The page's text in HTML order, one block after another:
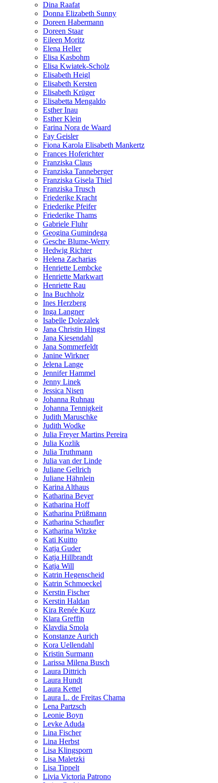
Dina Raafat
Donna Elizabeth Sunny
Doreen Habermann
Doreen Staar
Eileen Moritz
Elena Heller
Elisa Kasbohm
Elisa Kwiatek-Scholz
Elisabeth Heigl
Elisabeth Kersten
Elisabeth Krüger
Elisabetta Mengaldo
Esther Inau
Esther Klein
Farina Nora de Waard
Fay Geisler
Fiona Karola Elisabeth Mankertz
Frances Hoferichter
Franziska Claus
Franziska Tanneberger
Franziska Gisela Thiel
Franziska Trusch
Friederike Kracht
Friederike Pfeifer
Friederike Thams
Gabriele Fluhr
Geogina Gumindega
Gesche Blume-Werry
Hedwig Richter
Helena Zacharias
Henriette Lembcke
Henriette Markwart
Henriette Rau
Ina Buchholz
Ines Herzberg
Inga Langner
Isabelle Dolezalek
Jana Christin Hingst
Jana Kiesendahl
Jana Sommerfeldt
Janine Wirkner
Jelena Lange
Jennifer Hammel
Jenny Linek
Jessica Nisen
Johanna Ruhnau
Johanna Tennigkeit
Judith Maruschke
Judith Wodke
Julia Freyer Martins Pereira
Julia Kozlik
Julia Truthmann
Julia van der Linde
Juliane Gellrich
Juliane Hähnlein
Karina Althaus
Katharina Beyer
Katharina Hoff
Katharina Prüßmann
Katharina Schaufler
Katharina Witzke
Kati Kuitto
Katja Guder
Katja Hillbrandt
Katja Will
Katrin Hegenscheid
Katrin Schmoeckel
Kerstin Fischer
Kerstin Haldan
Kira Renée Kurz
Klara Greffin
Klavdia Smola
Konstanze Aurich
Kora Uellendahl
Kristin Surmann
Larissa Milena Busch
Laura Dittrich
Laura Hundt
Laura Kettel
Laura L. de Freitas Chama
Lena Partzsch
Leonie Boyn
Levke Aduda
Lina Fischer
Lina Herbst
Lisa Klingsporn
Lisa Maletzki
Lisa Tippelt
Livia Victoria Patrono